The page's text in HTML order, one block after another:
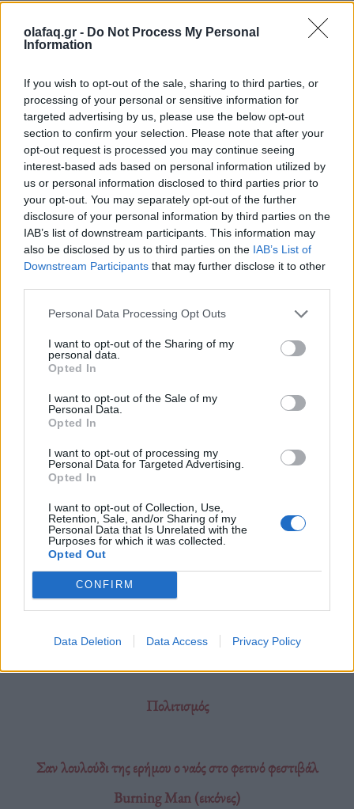
olafaq.gr - Do Not Process My Personal
Information
If you wish to opt-out of the sale, sharing to third parties, or
processing of your personal or sensitive information for
targeted advertising by us, please use the below opt-out
section to confirm your selection. Please note that after your
opt-out request is processed you may continue seeing
interest-based ads based on personal information utilized by
us or personal information disclosed to third parties prior to
your opt-out. You may separately opt-out of the further
disclosure of your personal information by third parties on the
IAB’s list of downstream participants. This information may
also be disclosed by us to third parties on the IAB’s List of
Downstream Participants that may further disclose it to other
Personal Data Processing Opt Outs
I want to opt-out of the Sharing of my
personal data.
Opted In
I want to opt-out of the Sale of my
Personal Data.
Opted In
I want to opt-out of processing my
Personal Data for Targeted Advertising.
Opted In
I want to opt-out of Collection, Use,
Retention, Sale, and/or Sharing of my
Personal Data that Is Unrelated with the
Purposes for which it was collected.
Opted Out
CONFIRM
Data Deletion Data Access Privacy Policy
24.08.2023
Πηγή: Temple of the Heart
Το “Temple of the Heart” θα είναι ο ναός που θα
καλεί τους παρευρισκόμενους να θυμούνται το
ονειρεύονται το μέλλον.
Διαβάστε περισσότερα
Δημοσιεύθηκε σεΑρχιτεκτονική|Tagged
Man,Temple of Heart,αρχιτεκτονική Νεβάδα,Νεβάδα
Πολιτισμός
Σαν λουλούδι της ερήμου ο ναός στο φετινό φεστιβάλ
Burning Man (εικόνες)